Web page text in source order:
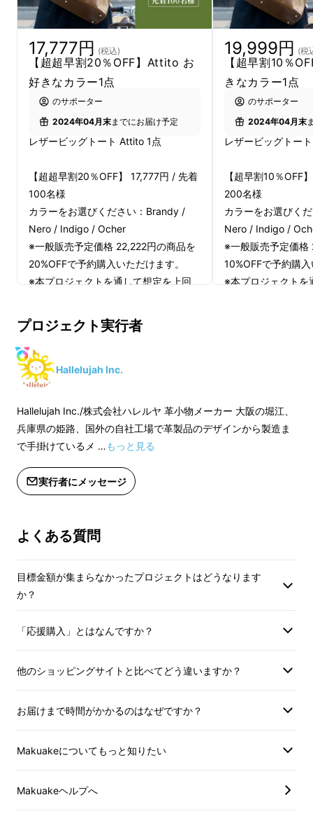
ちょっとした出張にも使える
アクティブなビジネスマンの体にしっかり
フィットする、新感覚大容量ボディバッグ
【Attito（アッティート）】
17,777円 (税込)
【超超早割20％OFF】Attito お
好きなカラー1点
のサポーター
2024年04月末までにお届け予定
レザービッグトート Attito 1点
【超超早割20％OFF】 17,777円 / 先着
100名様
カラーをお選びください：Brandy /
Nero / Indigo / Ocher
※一般販売予定価格 22,222円の商品を
20%OFFで予約購入いただけます。
※本プロジェクトを通して想定を上回
いる環境から量産体制を更に整えるこ
とができた場合、正規販売価格が販売
予定価格より下がる可能性がございま
す。
※開発中の製品につきましては、デザ
イン・仕様が一部変更になる可能性も
ございます。
※基本的に追跡可能な宅配便での発送
※複数の送付先への発送は出来かねま
す。必ずご購入者様のご住所をご記入
※適格請求書発行事業者登録番号：あ
り
載のあるインボイスが必要な場合は、
Makuakeメッセージにて実行者に直接
19,999円 (税
【超早割10％
きなカラー1点
のサポーター
2024年04月末
レザービッグトー
【超早割10％OFF
200名様
カラーをお選びく
Nero / Indigo /
※一般販売予定価格
10%OFFで予約購
※本プロジェクトを
イン・仕様が一部
ございます。
載のあるインボイ
プロジェクト実行者
Hallelujah Inc.
Hallelujah Inc./株式会社ハレルヤ 革小物メーカー 大阪の堀江、
兵庫県の姫路、国外の自社工場で革製品のデザインから製造ま
で手掛けているメ …もっと見る
実行者にメッセージ
よくある質問
目標金額が集まらなかったプロジェクトはどうなります
か？
「応援購入」とはなんですか？
他のショッピングサイトと比べてどう違いますか？
お届けまで時間がかかるのはなぜですか？
Makuakeについてもっと知りたい
Makuakeヘルプへ